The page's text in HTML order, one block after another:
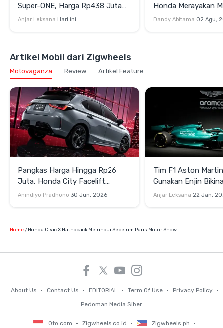
Super-ONE, Harga Rp438 Juta
OTR Jakarta
Anjar Leksana Hari ini
Honda Merayakan
Perjalanan Lintas
Dandy Abitama 02 Agu,
Artikel Mobil dari Zigwheels
Motovaganza Review Artikel Feature
Pangkas Harga Hingga Rp26
Juta, Honda City Facelift
Meluncur di Thailand
Anindiyo Pradhono 30 Jun, 2026
Tim F1 Aston
Gunakan Enjin
untuk Balapan 2026
Anjar Leksana 22 Jan,
Home Honda Civic X Hathcback Meluncur Sebelum Paris Motor Show
About Us Contact Us EDITORIAL Term Of Use
Privacy Policy
Pedoman Media Siber
Oto.com Zigwheels.co.id Zigwheels.ph